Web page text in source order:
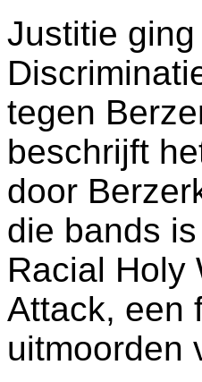
Justitie
tegen
beschrijft
door
die bands
Racial Holy
Attack, een
uitmoorden